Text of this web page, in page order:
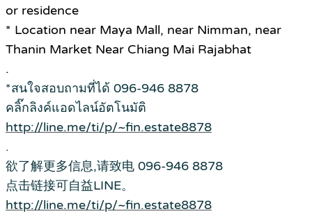
or residence
* Location near Maya Mall, near Nimman, near
Thanin Market Near Chiang Mai Rajabhat
.
*สนใจสอบถามที่ได้ 096-946 8878
คลิ๊กลิงค์แอดไลน์อัตโนมัติ
http://line.me/ti/p/~fin.estate8878
.
欲了解更多信息,请致电 096-946 8878
点击链接可自益LINE。
http://line.me/ti/p/~fin.estate8878